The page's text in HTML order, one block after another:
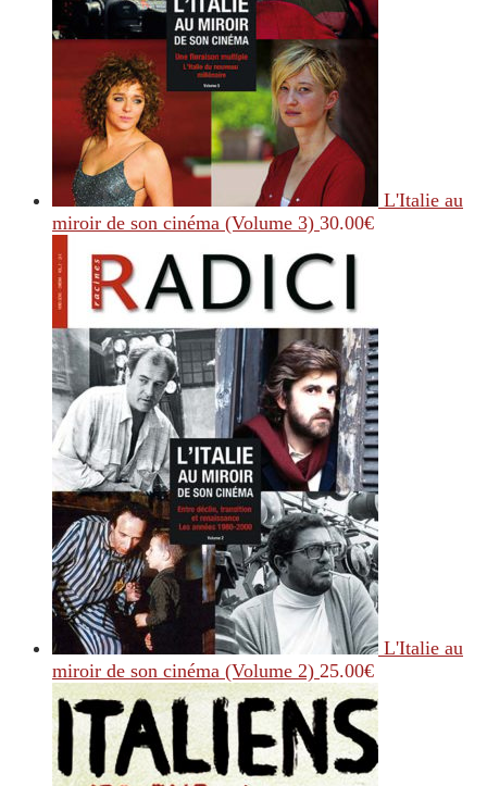
L'Italie au
miroir de son cinéma (Volume 3) 30.00€
L'Italie au
miroir de son cinéma (Volume 2) 25.00€